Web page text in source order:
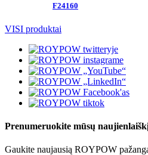
F24160
VISI produktai
Prenumeruokite mūsų
Gaukite naujausią ROYPOW